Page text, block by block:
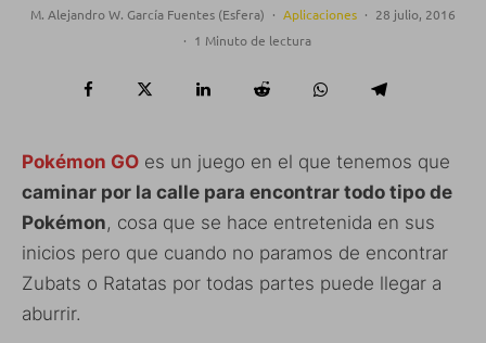
M. Alejandro W. García Fuentes (Esfera) · Aplicaciones · 28 julio, 2016
· 1 Minuto de lectura
Pokémon GO es un juego en el que tenemos que
caminar por la calle para encontrar todo tipo de
Pokémon, cosa que se hace entretenida en sus
inicios pero que cuando no paramos de encontrar
Zubats o Ratatas por todas partes puede llegar a
aburrir.